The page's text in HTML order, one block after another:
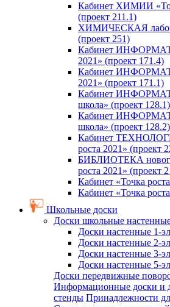
Кабинет ХИМИИ
(проект 211.1)
ХИМИЧЕСКАЯ
(проект 251)
Кабинет
2021» (проект 171.4)
Кабинет
2021» (проект 171.1)
Кабинет
школа» (проект 128.1)
Кабинет
школа» (проект 128.2)
Кабинет
роста 2021» (проект
БИБЛИОТЕКА
роста 2021» (проект
Кабинет «Точка
Кабинет «Точка
Школьные доски
Доски школьные
Доски настенные 1-
Доски настенные 2-
Доски настенные 3-
Доски настенные 5-
Доски передвижные
Информационные доски и
стенды Принадлежности